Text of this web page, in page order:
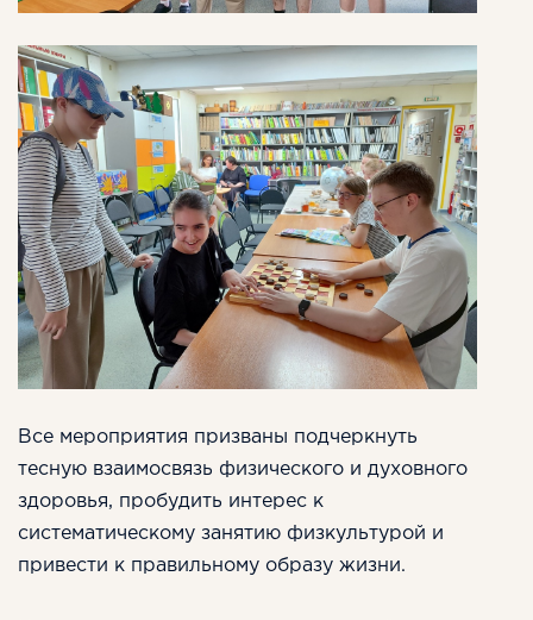
Все мероприятия призваны подчеркнуть
тесную взаимосвязь физического и духовного
здоровья, пробудить интерес к
систематическому занятию физкультурой и
привести к правильному образу жизни.